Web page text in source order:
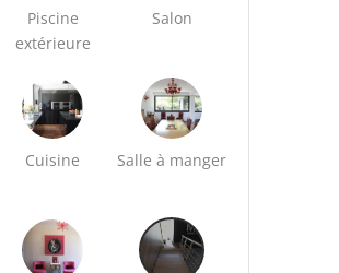
Piscine
extérieure
Salon
Cuisine Salle à manger